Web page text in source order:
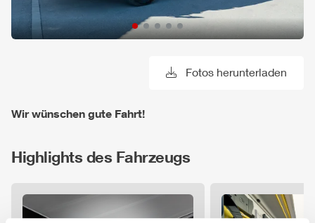
Fotos herunterladen
Wir wünschen gute Fahrt!
Highlights des Fahrzeugs